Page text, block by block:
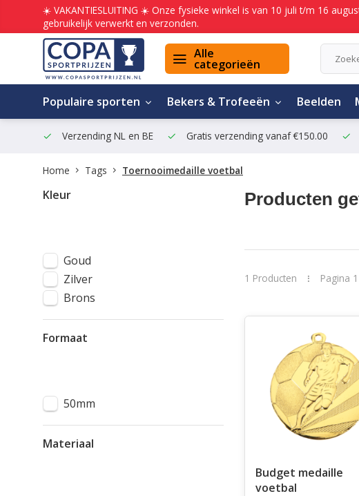
☀️ VAKANTIESLUITING ☀️ Onze fysieke winkel is van 10 juli t/m 16
gebruikelijk verwerkt en verzonden.
Alle
categorieën
Populaire sporten Bekers & Trofeeën Beelden
Verzending NL en BE Gratis verzending vanaf €150.00
Home Tags Toernooimedaille voetbal
Kleur
Goud
Zilver
Brons
Formaat
50mm
Materiaal
Producten
1 Producten Pagina
Budget medaille
voetbal